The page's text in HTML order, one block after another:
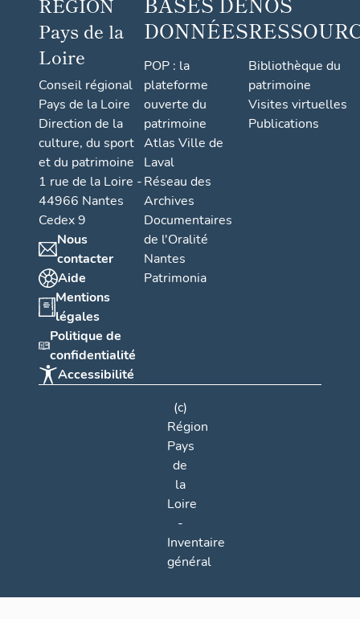
Pays de la
Loire
Conseil régional
Pays de la Loire
Direction de la
culture, du sport
et du patrimoine
1 rue de la Loire -
44966 Nantes
Cedex 9
Nous
contacter
Aide
Mentions
légales
Politique de
confidentialité
Accessibilité
DONNÉES
POP : la
plateforme
ouverte du
patrimoine
Atlas Ville de
Laval
Réseau des
Archives
Documentaires
de l'Oralité
Nantes
Patrimonia
Bibliothèque du
patrimoine
Visites virtuelles
Publications
(c)
Région
Pays
de
la
Loire
-
Inventaire
général